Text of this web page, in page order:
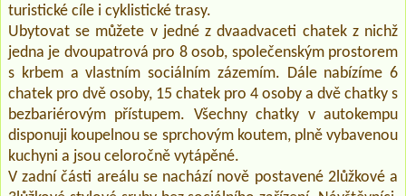
turistické cíle i cyklistické trasy.
Ubytovat se můžete v jedné z dvaadvaceti chatek z nichž
jedna je dvoupatrová pro 8 osob, společenským prostorem
s krbem a vlastním sociálním zázemím. Dále nabízíme 6
chatek pro dvě osoby, 15 chatek pro 4 osoby a dvě chatky s
bezbariérovým přístupem. Všechny chatky v autokempu
disponuji koupelnou se sprchovým koutem, plně vybavenou
kuchyni a jsou celoročně vytápěné.
V zadní části areálu se nachází nově postavené 2lůžkové a